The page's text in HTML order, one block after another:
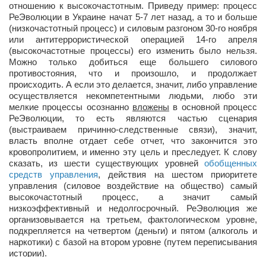
отношению к высокочастотным. Приведу пример: процесс
РеЭволюции в Украине начат 5-7 лет назад, а то и больше
(низкочастотный процесс) и силовым разгоном 30-го ноября
или антитеррористической операцией 14-го апреля
(высокочастотные процессы) его изменить было нельзя.
Можно только добиться еще большего силового
противостояния, что и произошло, и продолжает
происходить. А если это делается, значит, либо управление
осуществляется некомпетентными людьми, любо эти
мелкие процессы осознанно вложены в основной процесс
РеЭволюции, то есть являются частью сценария
(выстраиваем причинно-следственные связи), значит,
власть вполне отдает себе отчет, что закончится это
кровопролитием, и именно эту цель и преследует. К слову
сказать, из шести существующих уровней обобщенных
средств управления, действия на шестом приоритете
управления (силовое воздействие на общество) самый
высокочастотный процесс, а значит самый
низкоэффективный и недолгосрочный. РеЭволюция же
организовывается на третьем, фактологическом уровне,
подкрепляется на четвертом (деньги) и пятом (алкоголь и
наркотики) с базой на втором уровне (путем переписывания
истории).